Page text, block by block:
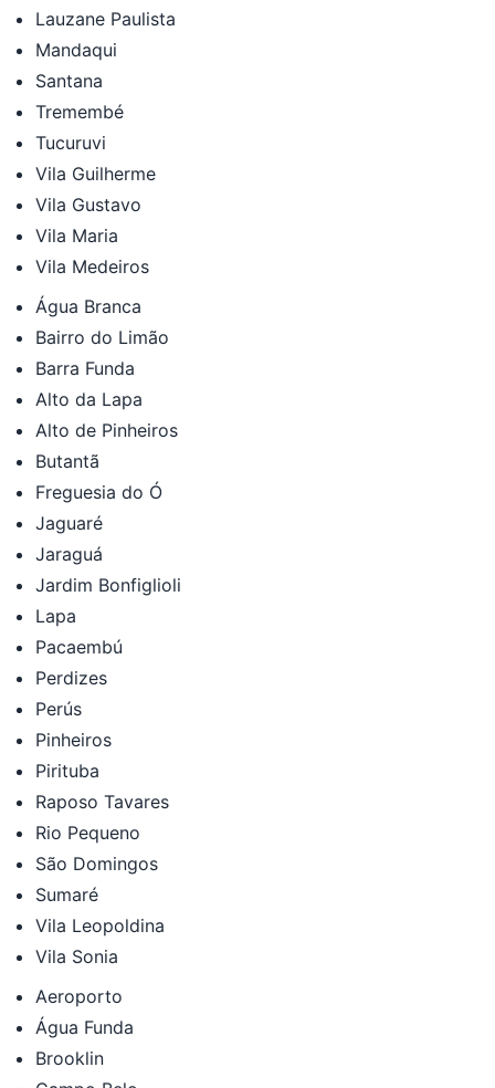
Lauzane Paulista
Mandaqui
Santana
Tremembé
Tucuruvi
Vila Guilherme
Vila Gustavo
Vila Maria
Vila Medeiros
Água Branca
Bairro do Limão
Barra Funda
Alto da Lapa
Alto de Pinheiros
Butantã
Freguesia do Ó
Jaguaré
Jaraguá
Jardim Bonfiglioli
Lapa
Pacaembú
Perdizes
Perús
Pinheiros
Pirituba
Raposo Tavares
Rio Pequeno
São Domingos
Sumaré
Vila Leopoldina
Vila Sonia
Aeroporto
Água Funda
Brooklin